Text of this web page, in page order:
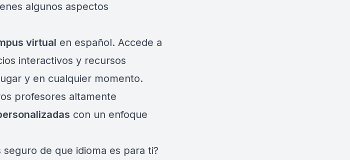
algunos aspectos
virtual en español. Accede a
interactivos y recursos
y en cualquier momento.
profesores altamente
con un enfoque
seguro de que idioma es para ti?